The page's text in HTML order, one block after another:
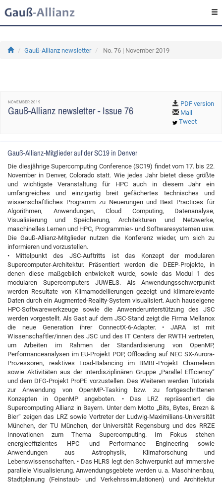
Gauß-Allianz newsletter No. 76 | November 2019
NOVEMBER 2019
Gauß-Allianz newsletter - Issue 76
PDF version
Mail
Tweet
Gauß-Allianz-Mitglieder auf der SC19 in Denver
Die diesjährige Supercomputing Conference (SC19) findet vom 17. bis 22.
November in Denver, Colorado statt. Wie jedes Jahr bietet diese größte
und wichtigste Veranstaltung für HPC auch in diesem Jahr ein
umfangreiches und einzigartig breit gefächertes technisches und
wissenschaftliches Programm zu Neuerungen und Best Practices für
Algorithmen, Anwendungen, Cloud Computing, Datenanalyse,
Visualisierung und Speicherung, Architekturen und Netzwerke,
maschinelles Lernen und HPC, Programmier- und Softwaresystemen usw.
Die Gauß-Allianz-Mitglieder nutzen die Konferenz wieder, um sich zu
informieren und vorzustellen.
• Mittelpunkt des JSC-Auftritts ist das Konzept der modularen
Supercomputer-Architektur. Präsentiert werden die DEEP-Projekte, in
denen diese maßgeblich entwickelt wurde, sowie das Modul 1 des
modularen Supercomputers JUWELS. Als Anwendungsschwerpunkt
werden Resultate von Klimamodellierungen gezeigt und klimarelevante
Daten durch ein Augmented-Reality-System visualisiert. Auch hauseigene
HPC-Softwarewerkzeuge sowie die Anwenderunterstützung des JSC
werden vorgestellt. Als Gast auf dem JSC-Stand zeigt die Firma Mellanox
die neue Generation ihrer ConnectX-6-Adapter. • JARA ist mit
Wissenschaftler/innen des JSC und des IT Centers der RWTH vertreten,
um Arbeiten im Rahmen der Standardisierung von OpenMP,
Performanceanalysen im EU-Projekt POP, Offloading auf NEC SX-Aurora-
Prozessoren, reaktives Load-Balancing im BMBF-Projekt Chameleon
sowie Aktivitäten aus der interdisziplinären Gruppe „Parallel Efficiency“
und dem DFG-Projekt ProPE vorzustellen. Des Weiteren werden Tutorials
zur Anwendung von OpenMP-Tasking bzw. zu fortgeschrittenen
Konzepten in OpenMP angeboten. • Das LRZ repräsentiert die
Supercomputing Allianz in Bayern. Unter dem Motto „Bits, Bytes, Brezn &
Bier“ zeigen das LRZ sowie Vertreter der Ludwig-Maximilians-Universität
München, der TU München, der Universität Regensburg und des RRZE
Innovationen zum Thema Supercomputing. Im Fokus stehen
energieeffizientes HPC und Performance Engineering sowie
Anwendungen aus Astrophysik, Klimaforschung und
Lebenswissenschaften. • Das HLRS legt den Schwerpunkt auf immersive
parallele Visualisierung. Anwendungsgebiete werden u. a. Maschinenbau,
Stadtplanung (Feinstaub- und Verkehrssimulationen) und Architektur